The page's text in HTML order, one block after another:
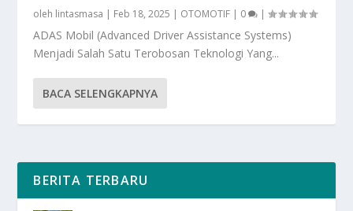
oleh lintasmasa | Feb 18, 2025 | OTOMOTIF | 0 |
ADAS Mobil (Advanced Driver Assistance Systems)
Menjadi Salah Satu Terobosan Teknologi Yang...
BACA SELENGKAPNYA
BERITA TERBARU